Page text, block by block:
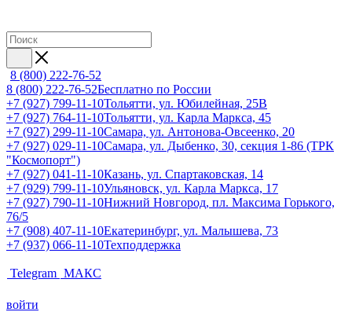
8 (800) 222-76-52
8 (800) 222-76-52Бесплатно по России
+7 (927) 799-11-10Тольятти, ул. Юбилейная, 25В
+7 (927) 764-11-10Тольятти, ул. Карла Маркса, 45
+7 (927) 299-11-10Самара, ул. Антонова-Овсеенко, 20
+7 (927) 029-11-10Самара, ул. Дыбенко, 30, секция 1-86 (ТРК
"Космопорт")
+7 (927) 041-11-10Казань, ул. Спартаковская, 14
+7 (929) 799-11-10Ульяновск, ул. Карла Маркса, 17
+7 (927) 790-11-10Нижний Новгород, пл. Максима Горького,
76/5
+7 (908) 407-11-10Екатеринбург, ул. Малышева, 73
+7 (937) 066-11-10Техподдержка
Telegram МАКС
войти